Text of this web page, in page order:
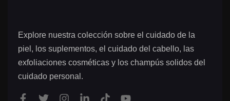
Explore nuestra colección sobre el cuidado de la
piel, los suplementos, el cuidado del cabello, las
exfoliaciones cosméticas y los champús solidos del
cuidado personal.